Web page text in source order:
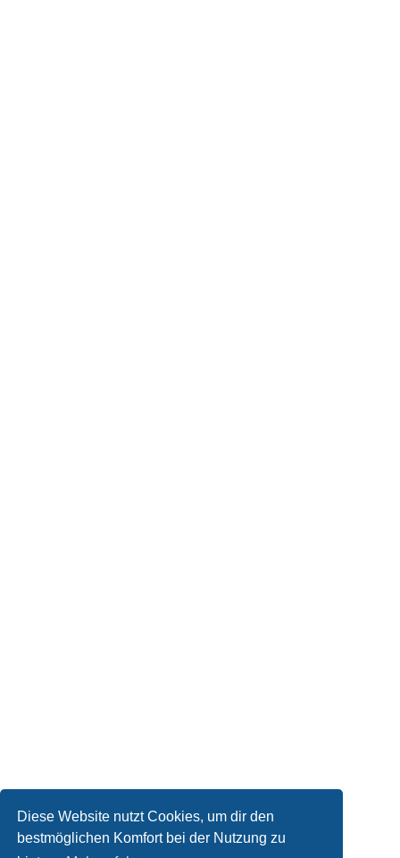
Diese Website nutzt Cookies, um dir den
bestmöglichen Komfort bei der Nutzung zu